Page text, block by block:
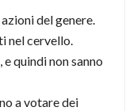
del genere.
nel cervello.
quindi non sanno
a votare dei